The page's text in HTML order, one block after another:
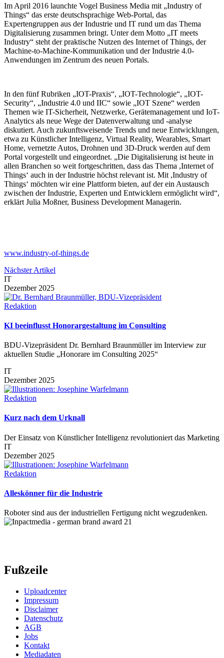
Im April 2016 launchte Vogel Business Media mit „Industry of
Things“ das erste deutschsprachige Web-Portal, das
Expertengruppen aus der Industrie und IT rund um das Thema
Digitalisierung zusammen bringt. Unter dem Motto „IT meets
Industry“ steht der praktische Nutzen des Internet of Things, der
Machine-to-Machine-Kommunikation und der Industrie 4.0-
Anwendungen im Zentrum des neuen Portals.
In den fünf Rubriken „IOT-Praxis“, „IOT-Technologie“, „IOT-
Security“, „Industrie 4.0 und IIC“ sowie „IOT Szene“ werden
Themen wie IT-Sicherheit, Netzwerke, Gerätemanagement und IoT-
Analytics als neue Wege der Datenverwaltung und -analyse
diskutiert. Auch zukunftsweisende Trends und neue Entwicklungen,
etwa zu Künstlicher Intelligenz, Virtual Reality, Wearables, Smart
Home, vernetzte Autos, Drohnen und 3D-Druck werden auf dem
Portal vorgestellt und eingeordnet. „Die Digitalisierung ist heute in
allen Branchen so weit fortgeschritten, dass das Thema ,Internet of
Things‘ auch in der Industrie höchst relevant ist. Mit ,Industry of
Things‘ möchten wir eine Plattform bieten, auf der ein Austausch
zwischen der Industrie, Experten und Entwicklern ermöglicht wird“,
erklärt Julia Moßner, Business Development Managerin.
www.industry-of-things.de
Nächster Artikel
IT
Dezember 2025
Redaktion
KI beeinflusst Honorargestaltung im Consulting
BDU-Vizepräsident Dr. Bernhard Braunmüller im Interview zur
aktuellen Studie „Honorare im Consulting 2025“
IT
Dezember 2025
Redaktion
Kurz nach dem Urknall
Der Einsatz von Künstlicher Intelligenz revolutioniert das Marketing
IT
Dezember 2025
Redaktion
Alleskönner für die Industrie
Roboter sind aus der industriellen Fertigung nicht wegzudenken.
Fußzeile
Uploadcenter
Impressum
Disclaimer
Datenschutz
AGB
Jobs
Kontakt
Mediadaten